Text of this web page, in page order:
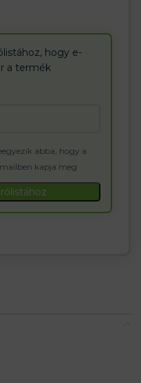
hogy e-
a termék
abba, hogy a
kapja meg